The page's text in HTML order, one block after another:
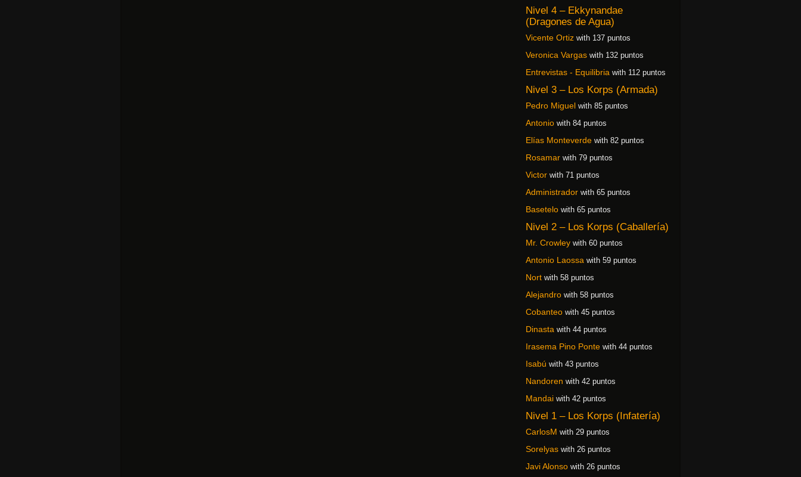
Nivel 4 – Ekkynandae
(Dragones de Agua)
Vicente Ortiz with 137 puntos
Veronica Vargas with 132 puntos
Entrevistas - Equilibria with 112 puntos
Nivel 3 – Los Korps (Armada)
Pedro Miguel with 85 puntos
Antonio with 84 puntos
Elías Monteverde with 82 puntos
Rosamar with 79 puntos
Victor with 71 puntos
Administrador with 65 puntos
Basetelo with 65 puntos
Nivel 2 – Los Korps (Caballería)
Mr. Crowley with 60 puntos
Antonio Laossa with 59 puntos
Nort with 58 puntos
Alejandro with 58 puntos
Cobanteo with 45 puntos
Dinasta with 44 puntos
Irasema Pino Ponte with 44 puntos
Isabú with 43 puntos
Nandoren with 42 puntos
Mandai with 42 puntos
Nivel 1 – Los Korps (Infatería)
CarlosM with 29 puntos
Sorelyas with 26 puntos
Javi Alonso with 26 puntos